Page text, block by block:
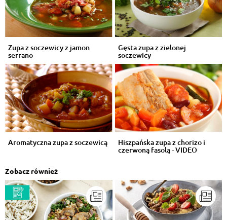
Zupa z soczewicy z jamon
serrano
Gęsta zupa z zielonej
soczewicy
Aromatyczna zupa z soczewicą Hiszpańska zupa z chorizo i
czerwoną fasolą - VIDEO
Zobacz również